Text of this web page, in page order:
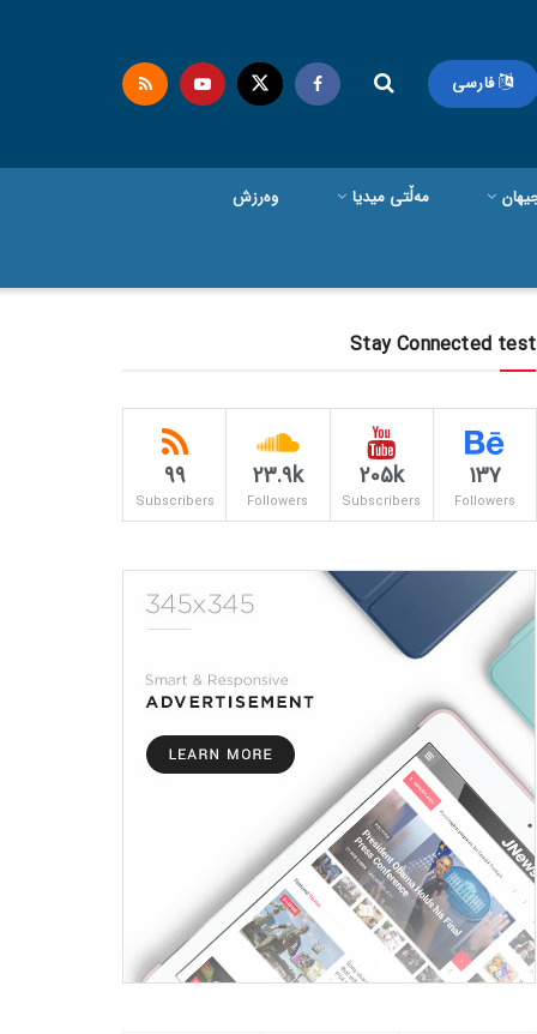
فارسی
مەڵتی میدیا وەرزش
Stay Connected test
137
Followers
205k
Subscribers
23.9k
Followers
99
Subscribers